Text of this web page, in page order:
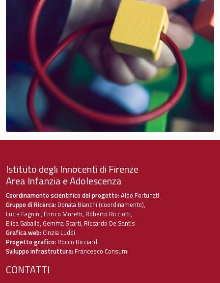
Istituto degli Innocenti di Firenze
Area Infanzia e Adolescenza
Coordinamento scientifico del progetto:Aldo Fortunati
Gruppo di Ricerca: Donata Bianchi (coordinamento),
Lucia Fagnini, Enrico Moretti, Roberto Ricciotti,
Elisa Gaballo, Gemma Scarti, Riccardo De Santis
Grafica web: Cinzia Luddi
Progetto grafico: Rocco Ricciardi
Sviluppo infrastruttura: Francesco Consumi
CONTATTI